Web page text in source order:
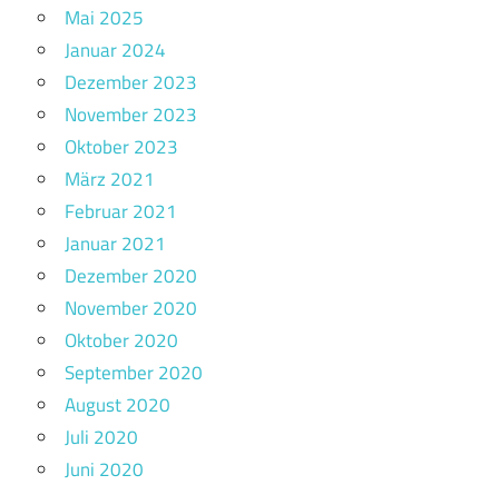
Mai 2025
Januar 2024
Dezember 2023
November 2023
Oktober 2023
März 2021
Februar 2021
Januar 2021
Dezember 2020
November 2020
Oktober 2020
September 2020
August 2020
Juli 2020
Juni 2020